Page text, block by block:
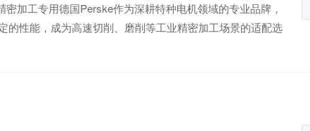
加工专用德国Perske作为深耕特种电机领域的专业品牌，
性能，成为高速切削、磨削等工业精密加工场景的适配选